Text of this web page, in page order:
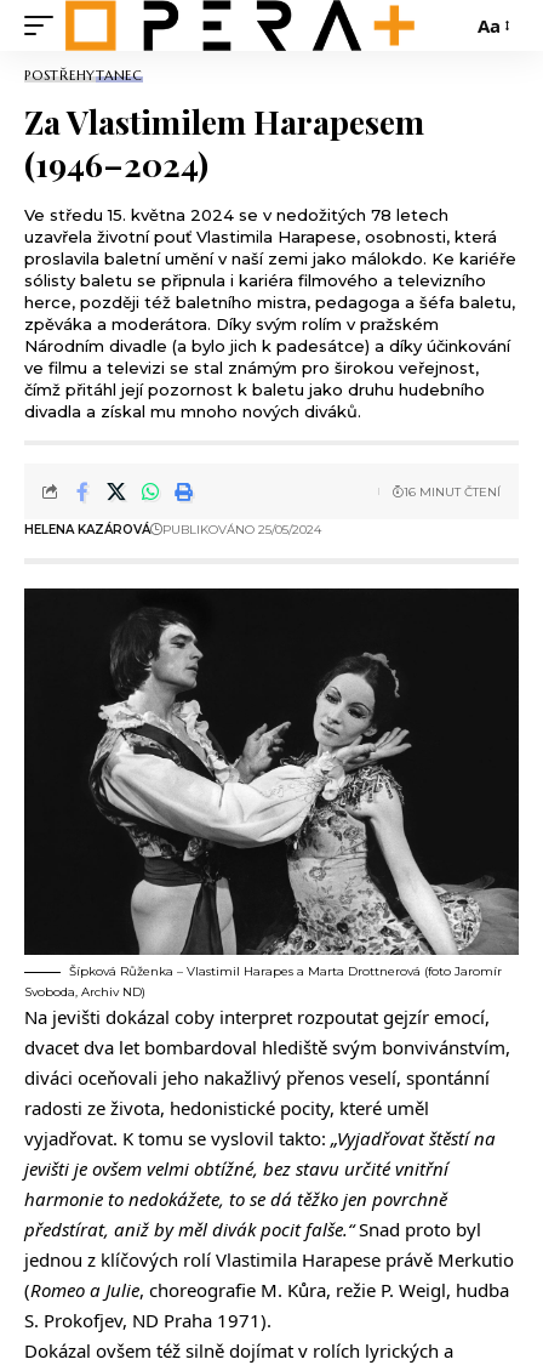
Aa
POSTŘEHYTANEC
Za Vlastimilem Harapesem
(1946–2024)
Ve středu 15. května 2024 se v nedožitých 78 letech
uzavřela životní pouť Vlastimila Harapese, osobnosti, která
proslavila baletní umění v naší zemi jako málokdo. Ke kariéře
sólisty baletu se připnula i kariéra filmového a televizního
herce, později též baletního mistra, pedagoga a šéfa baletu,
zpěváka a moderátora. Díky svým rolím v pražském
Národním divadle (a bylo jich k padesátce) a díky účinkování
ve filmu a televizi se stal známým pro širokou veřejnost,
čímž přitáhl její pozornost k baletu jako druhu hudebního
divadla a získal mu mnoho nových diváků.
HELENA KAZÁROVÁ PUBLIKOVÁNO 25/05/2024
16 MINUT ČTENÍ
Šípková Růženka – Vlastimil Harapes a Marta Drottnerová (foto Jaromír
Svoboda, Archiv ND)
Na jevišti dokázal coby interpret rozpoutat gejzír emocí,
dvacet dva let bombardoval hlediště svým bonvivánstvím,
diváci oceňovali jeho nakažlivý přenos veselí, spontánní
radosti ze života, hedonistické pocity, které uměl
vyjadřovat. K tomu se vyslovil takto: „Vyjadřovat štěstí na
jevišti je ovšem velmi obtížné, bez stavu určité vnitřní
harmonie to nedokážete, to se dá těžko jen povrchně
předstírat, aniž by měl divák pocit falše.“Snad proto byl
jednou z klíčových rolí Vlastimila Harapese právě Merkutio
(Romeo a Julie, choreografie M. Kůra, režie P. Weigl, hudba
S. Prokofjev, ND Praha 1971).
Dokázal ovšem též silně dojímat v rolích lyrických a